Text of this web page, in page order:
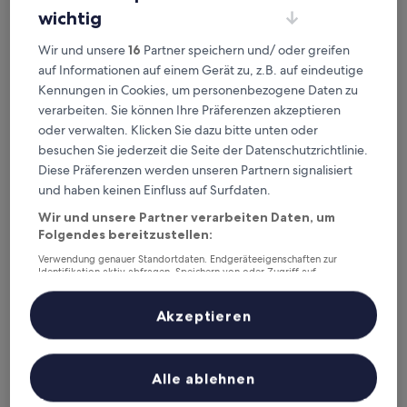
5,5 km von Bahnhof Holzgerlingen entfernt
von
10,
Hervorragend,
(282
Bewertungen)
8,6/10 Hervorragend
Der
beträgt
50 €
50 €
inkl. Steuern & Gebühren
29. Aug.–30. Aug.
2. Hotel Restaurant Zum Reussenstein
Hotel Restaurant Zum Reussenstein
Sterne-
Hotel Restaurant Zum Reussenstein
wichtig
Wir und unsere16 Partner speichern und/ oder greifen
auf Informationen auf einem Gerät zu, z.B. auf eindeutige
Kennungen in Cookies, um personenbezogene Daten zu
verarbeiten. Sie können Ihre Präferenzen akzeptieren
oder verwalten. Klicken Sie dazu bitte unten oder
besuchen Sie jederzeit die Seite der Datenschutzrichtlinie.
Diese Präferenzen werden unseren Partnern signalisiert
und haben keinen Einfluss auf Surfdaten.
Wir und unsere Partner verarbeiten Daten, um
Folgendes bereitzustellen:
Verwendung genauer Standortdaten. Endgeräteeigenschaften zur
Identifikation aktiv abfragen. Speichern von oder Zugriff auf
Inhalte, Messung von Werbeleistung und der Performance von Inhalten,
Zielgruppenforschung sowie Entwicklung und Verbesserung von
Liste der Partner (Lieferanten)
Alle ablehnen
Akzeptieren